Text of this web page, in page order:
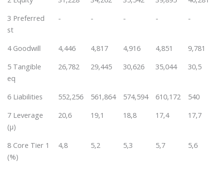
3 Preferred
st
- - - - -
4 Goodwill 4,446 4,817 4,916 4,851
9,781
5 Tangible
eq
26,782 29,445 30,626 35,044 30,5
6 Liabilities 552,256 561,864 574,594 610,172
540
7 Leverage
(µ)
20,6 19,1 18,8 17,4 17,7
8 Core Tier 1
(%)
4,8 5,2 5,3 5,7 5,6